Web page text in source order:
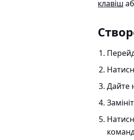
клавіш
Дайте